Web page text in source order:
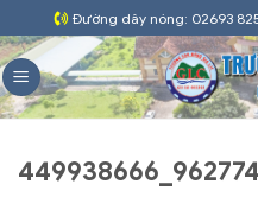
to
content
Đường dây nóng: 02693